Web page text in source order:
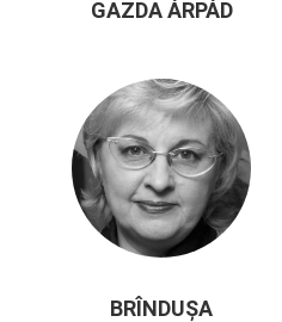
GAZDA ÁRPÁD
BRÎNDUŞA